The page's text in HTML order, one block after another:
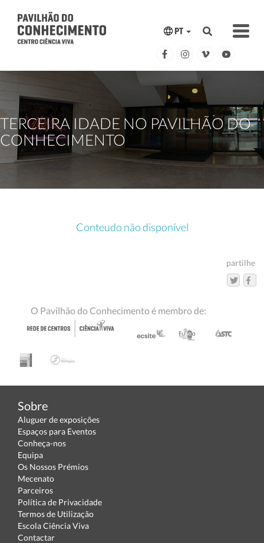
PT
TERCEIRA IDADE NO PAVILHÃO DO
CONHECIMENTO
Conteudo não disponível
partilhe
O Pavilhão do Conhecimento é membro de:
Sobre
Aluguer de exposições
Espaços para Eventos
Conheça-nos
Equipa
Os Nossos Prémios
Mecenato
Parceiros
Política de Privacidade
Termos de Utilização
Escola Ciência Viva
Contactar